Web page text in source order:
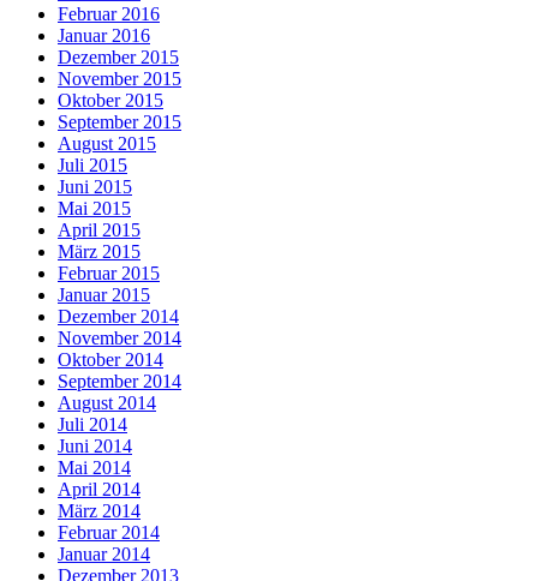
Februar 2016
Januar 2016
Dezember 2015
November 2015
Oktober 2015
September 2015
August 2015
Juli 2015
Juni 2015
Mai 2015
April 2015
März 2015
Februar 2015
Januar 2015
Dezember 2014
November 2014
Oktober 2014
September 2014
August 2014
Juli 2014
Juni 2014
Mai 2014
April 2014
März 2014
Februar 2014
Januar 2014
Dezember 2013